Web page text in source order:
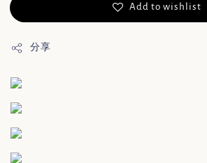
Add to wishlist
分享